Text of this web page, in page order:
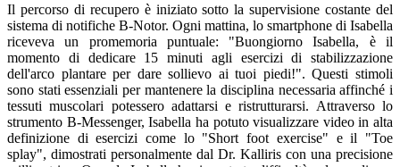
Il percorso di recupero è iniziato sotto la supervisione costante del
sistema di notifiche B-Notor. Ogni mattina, lo smartphone di Isabella
riceveva un promemoria puntuale: "Buongiorno Isabella, è il
momento di dedicare 15 minuti agli esercizi di stabilizzazione
dell'arco plantare per dare sollievo ai tuoi piedi!". Questi stimoli
sono stati essenziali per mantenere la disciplina necessaria affinché i
tessuti muscolari potessero adattarsi e ristrutturarsi. Attraverso lo
strumento B-Messenger, Isabella ha potuto visualizzare video in alta
definizione di esercizi come lo "Short foot exercise" e il "Toe
splay", dimostrati personalmente dal Dr. Kalliris con una precisione